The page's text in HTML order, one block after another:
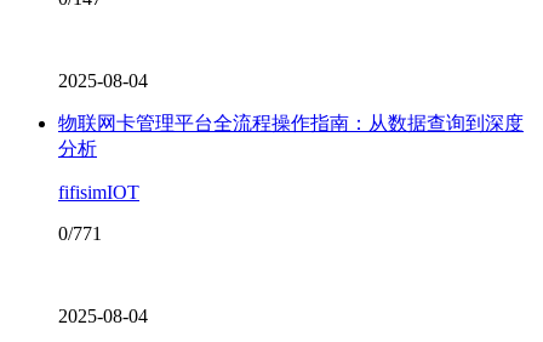
2025-08-04
物联网卡管理平台全流程操作指南：从数据查询到深度
分析
fifisimIOT
0/771
2025-08-04